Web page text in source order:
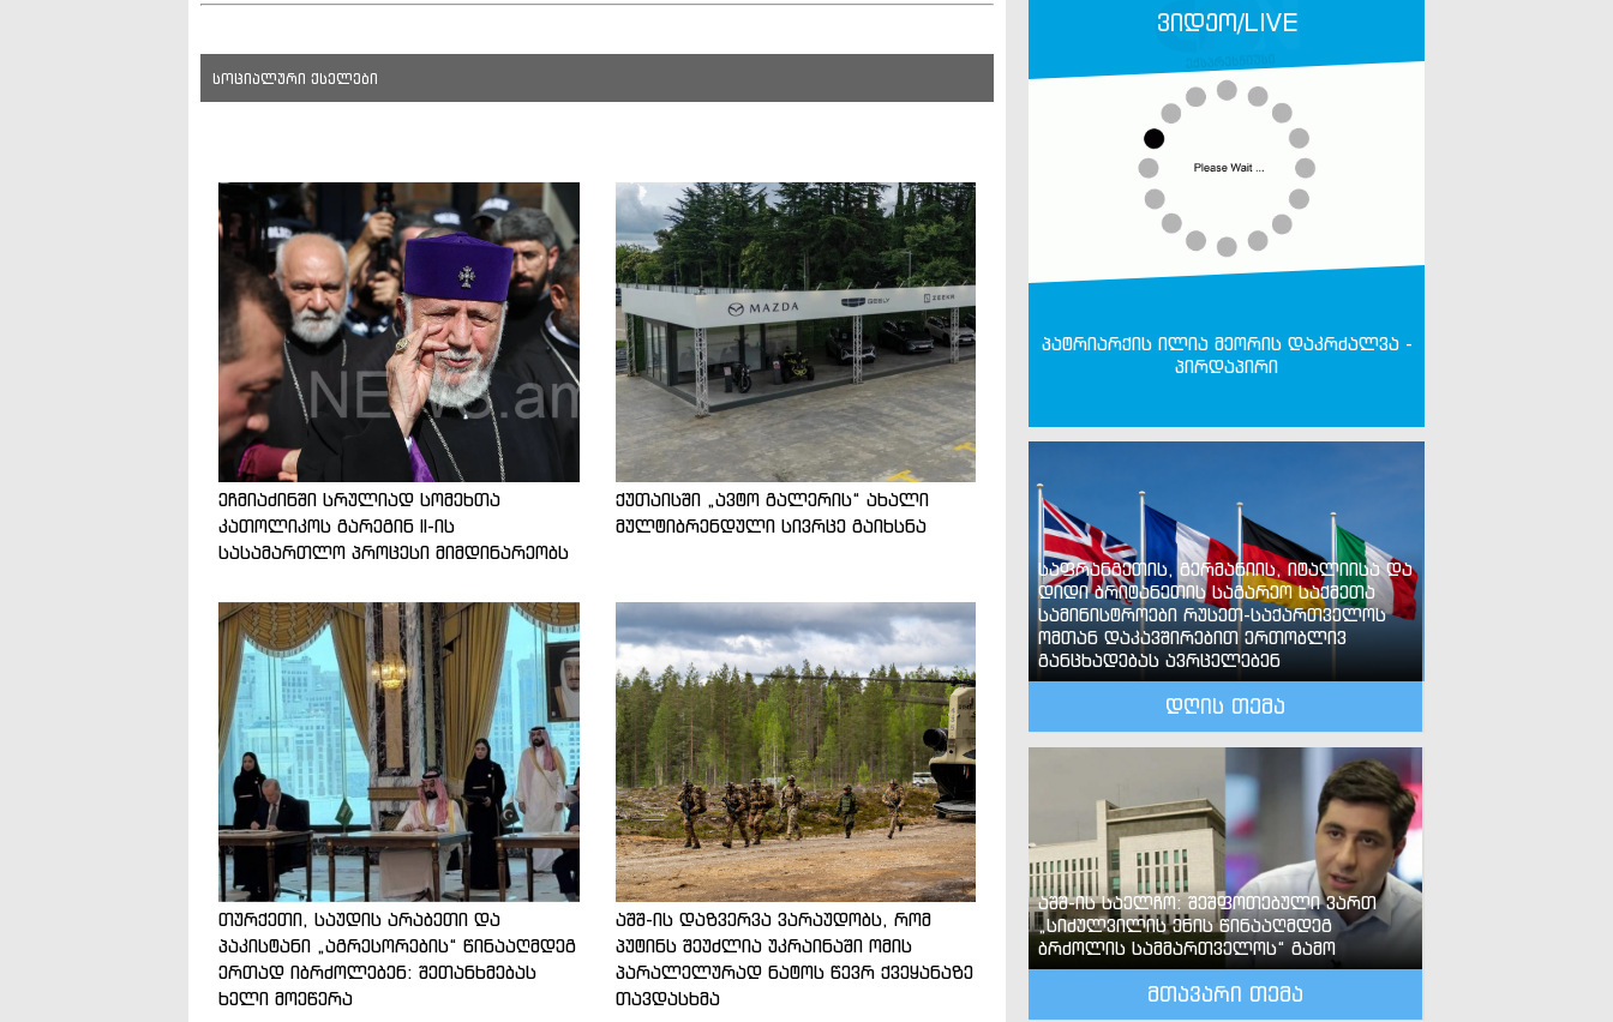
სოციალური ქსელები
ეჩმიაძინში სრულიად სომეხთა
კათოლიკოს გარეგინ II-ის
სასამართლო პროცესი მიმდინარეობს
ქუთაისში „ავტო გალერის“ ახალი
მულტიბრენდული სივრცე გაიხსნა
თურქეთი, საუდის არაბეთი და
პაკისტანი „აგრესორების“ წინააღმდეგ
ერთად იბრძოლებენ: შეთანხმებას
ხელი მოეწერა
აშშ-ის დაზვერვა ვარაუდობს, რომ
პუტინს შეუძლია უკრაინაში ომის
პარალელურად ნატოს წევრ ქვეყანაზე
თავდასხმა
ვიდეო/LIVE
პატრიარქის ილია მეორის დაკრძალვა -
პირდაპირი
საფრანგეთის, გერმანიის, იტალიისა და
დიდი ბრიტანეთის საგარეო საქმეთა
სამინისტროები რუსეთ-საქართველოს
ომთან დაკავშირებით ერთობლივ
განცხადებას ავრცელებენ
დღის თემა
აშშ-ის საელჩო: შეშფოთებული ვართ
„სიძულვილის ენის წინააღმდეგ
ბრძოლის სამმართველოს“ გამო
მთავარი თემა